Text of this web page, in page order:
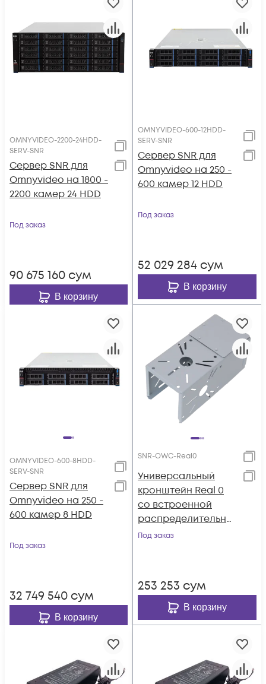
OMNYVIDEO-2200-24HDD-
SERV-SNR
Сервер SNR для
Omnyvideo на 1800 -
2200 камер 24 HDD
Под заказ
90 675 160 сум
В корзину
OMNYVIDEO-600-12HDD-
SERV-SNR
Сервер SNR для
Omnyvideo на 250 -
600 камер 12 HDD
Под заказ
52 029 284 сум
В корзину
OMNYVIDEO-600-8HDD-
SERV-SNR
Сервер SNR для
Omnyvideo на 250 -
600 камер 8 HDD
Под заказ
32 749 540 сум
В корзину
SNR-OWC-Real0
Универсальный
кронштейн Real 0
со встроенной
распределительно
й коробкой
Под заказ
253 253 сум
В корзину